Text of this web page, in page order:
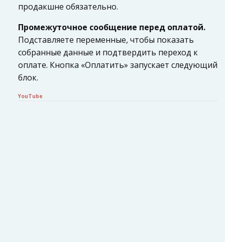
продакшне обязательно.
Промежуточное сообщение перед оплатой.
Подставляете переменные, чтобы показать
собранные данные и подтвердить переход к
оплате. Кнопка «Оплатить» запускает следующий
блок.
YouTube